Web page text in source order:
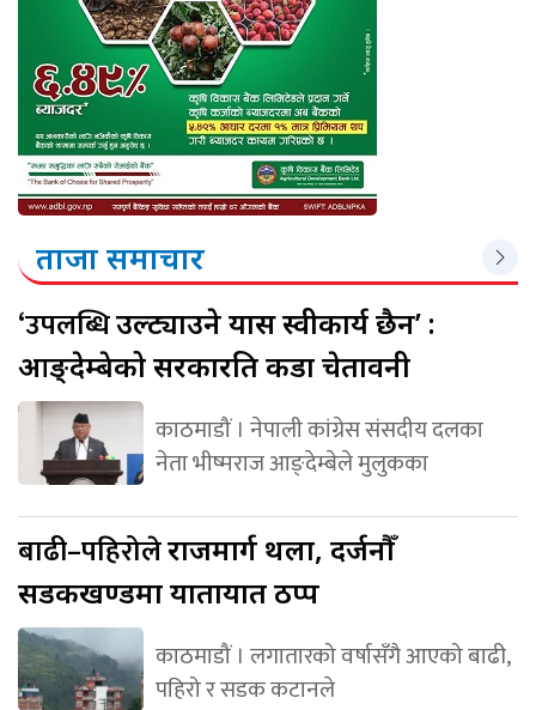
ताजा समाचार
‘उपलब्धिउल्ट्याउने प्रयास स्वीकार्य छैन’ :
आङ्देम्बेको सरकारप्रति कडा चेतावनी
काठमाडौं । नेपाली कांग्रेस संसदीय दलका
नेता भीष्मराज आङ्देम्बेले मुलुकका
बाढी–पहिरोलेराजमार्ग थला, दर्जनौँ
सडकखण्डमा यातायात ठप्प
काठमाडौं । लगातारको वर्षासँगै आएको बाढी,
पहिरो र सडक कटानले